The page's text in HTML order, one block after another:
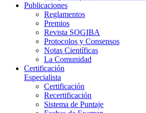
Publicaciones
Reglamentos
Premios
Revista SOGIBA
Protocolos y Consensos
Notas Científicas
La Comunidad
Certificación
Especialista
Certificación
Recertificación
Sistema de Puntaje